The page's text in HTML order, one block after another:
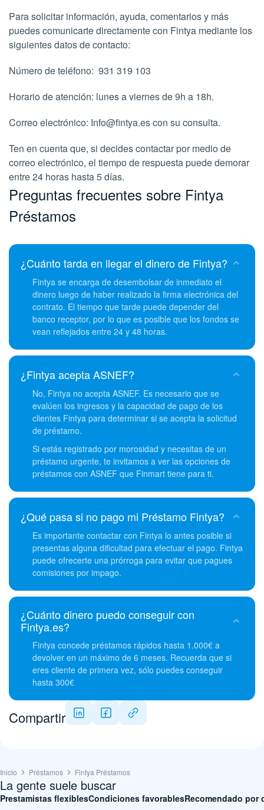
Para solicitar información, ayuda, comentarios y más
puedes comunicarte directamente con Fintya mediante los
siguientes datos de contacto:
Número de teléfono: 931 319 103
Horario de atención: lunes a viernes de 9h a 18h.
Correo electrónico: Info@fintya.es con su consulta.
Ten en cuenta que, si decides contactar por medio de
correo electrónico, el tiempo de respuesta puede demorar
entre 24 horas hasta 5 días.
Preguntas frecuentes sobre Fintya
Préstamos
¿Cuánto tarda en llegar el dinero de Fintya?
Fintya se encarga de desembolsar de inmediato el
dinero luego de haber realizado la firma electrónica del
contrato. El tiempo que tarde puede depender del
banco receptor, por lo que es posible que los fondos se
vean reflejados entre 24 y 48 horas.
¿Fintya acepta ASNEF?
No, Fintya no acepta ASNEF. Es necesario que se
evalúen los ingresos y la capacidad de pago de los
clientes Fintya para determinar si se acepta la solicitud
de préstamo.
Si estás registrado por morosidad y necesitas de un
préstamo urgente, te invitamos a ver las opciones de
préstamos con ASNEF que Finmart tiene para ti.
¿Qué pasa si no pago mi Préstamo Fintya?
Es importante contactar con Fintya lo antes posible si
presentas alguna dificultad para efectuar el pago. Fintya
puede ofrecerte una prórroga para evitar que pagues
comisiones por impago.
¿Cuánto dinero puedo conseguir con
Fintya.es?
Fintya concede préstamos rápidos hasta 1.000€ a
devolver en un máximo de 6 meses. Recuerda que si
eres cliente de primera vez, sólo puedes conseguir
hasta 300€
Compartir
Inicio Préstamos Fintya Préstamos
La gente suele buscar
Prestamistas flexiblesCondiciones favorablesRecomendado por